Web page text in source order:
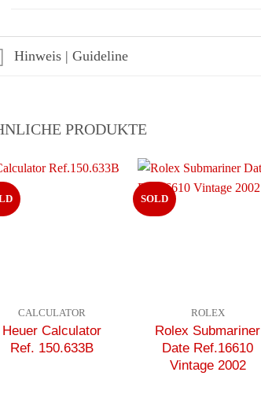
Hinweis | Guideline
PRODUKTE
CALCULATOR
Heuer Calculator
Ref. 150.633B
SOLD
ROLEX
Rolex Submariner
Date Ref.16610
Vintage 2002